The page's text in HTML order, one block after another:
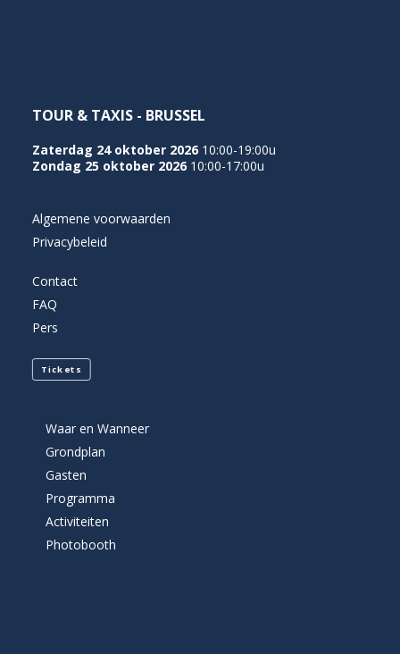
TOUR & TAXIS - BRUSSEL
Zaterdag 24 oktober 2026 10:00-19:00u
Zondag 25 oktober 2026 10:00-17:00u
Algemene voorwaarden
Privacybeleid
Contact
FAQ
Pers
Tickets
Waar en Wanneer
Grondplan
Gasten
Programma
Activiteiten
Photobooth